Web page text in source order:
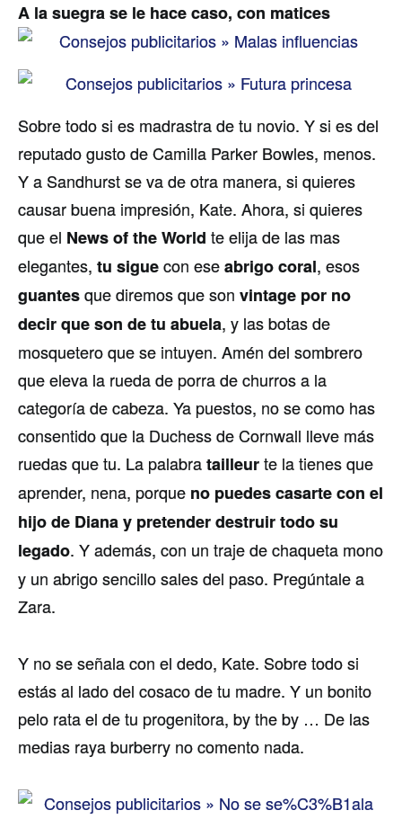
A la suegra se le hace caso, con matices
Sobre todo si es madrastra de tu novio. Y si es del
reputado gusto de Camilla Parker Bowles, menos.
Y a Sandhurst se va de otra manera, si quieres
causar buena impresión, Kate. Ahora, si quieres
que el News of the World te elija de las mas
elegantes, tu siguecon eseabrigo coral, esos
guantesque diremos que son vintage por no
decir que son de tu abuela, y las botas de
mosquetero que se intuyen. Amén del sombrero
que eleva la rueda de porra de churros a la
categoría de cabeza. Ya puestos, no se como has
consentido que la Duchess de Cornwall lleve más
ruedas que tu. La palabratailleurte la tienes que
aprender, nena, porque no puedes casarte con el
hijo de Diana y pretender destruir todo su
legado. Y además, con un traje de chaqueta mono
y un abrigo sencillo sales del paso. Pregúntale a
Zara.
Y no se señala con el dedo, Kate. Sobre todo si
estás al lado del cosaco de tu madre. Y un bonito
pelo rata el de tu progenitora, by the by … De las
medias raya burberry no comento nada.